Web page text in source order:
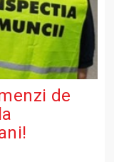
de